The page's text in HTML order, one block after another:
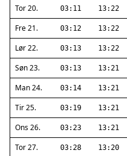
Tor 20. 03:11 13:22
Fre 21. 03:12 13:22
Lør 22. 03:13 13:22
Søn 23. 03:13 13:21
Man 24. 03:14 13:21
Tir 25. 03:19 13:21
Ons 26. 03:23 13:21
Tor 27. 03:28 13:20